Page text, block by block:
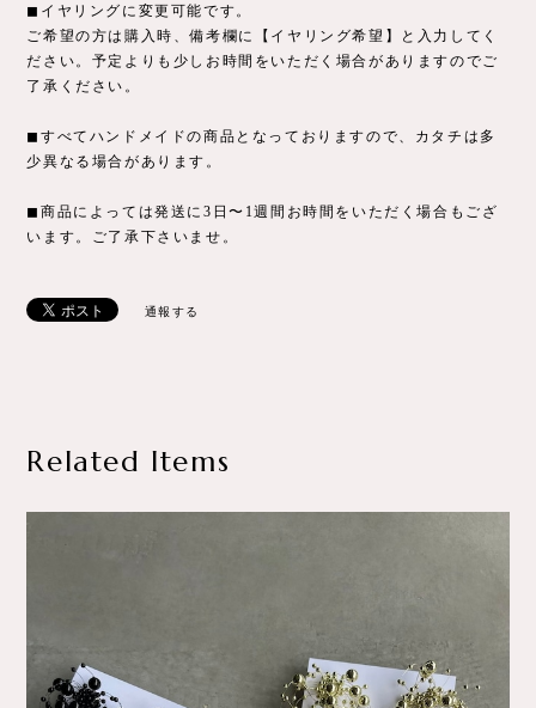
◼︎イヤリングに変更可能です。
ご希望の方は購入時、備考欄に【イヤリング希望】と入力してく
ださい。予定よりも少しお時間をいただく場合がありますのでご
了承ください。
◼︎すべてハンドメイドの商品となっておりますので、カタチは多
少異なる場合があります。
◼︎商品によっては発送に3日〜1週間お時間をいただく場合もござ
います。ご了承下さいませ。
通報する
Related Items